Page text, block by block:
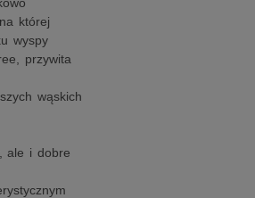
której
wyspy
przywita
wąskich
ale i dobre